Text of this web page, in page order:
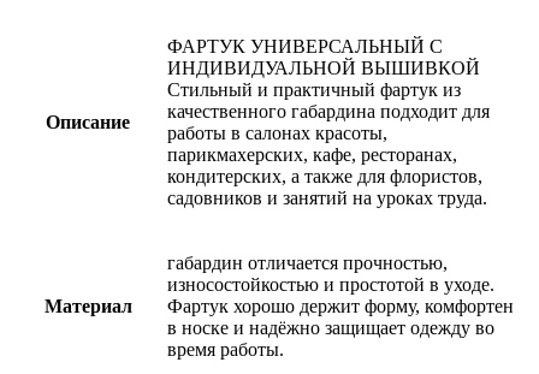
Описание
ФАРТУК УНИВЕРСАЛЬНЫЙ С
ИНДИВИДУАЛЬНОЙ ВЫШИВКОЙ
Стильный и практичный фартук из
качественного габардина подходит для
работы в салонах красоты,
парикмахерских, кафе, ресторанах,
кондитерских, а также для флористов,
садовников и занятий на уроках труда.
Материал
габардин отличается прочностью,
износостойкостью и простотой в уходе.
Фартук хорошо держит форму, комфортен
в носке и надёжно защищает одежду во
время работы.